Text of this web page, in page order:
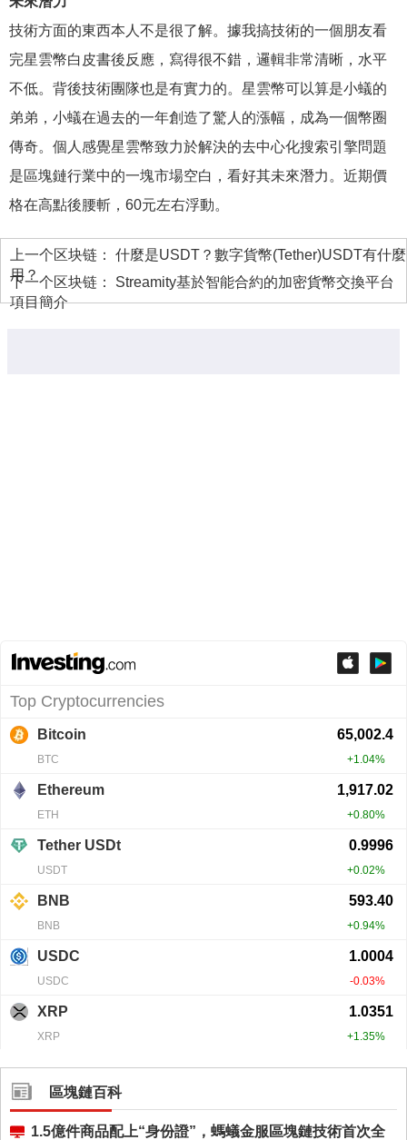
技術方面的東西本人不是很了解。據我搞技術的一個朋友看
完星雲幣白皮書後反應，寫得很不錯，邏輯非常清晰，水平
不低。背後技術團隊也是有實力的。星雲幣可以算是小蟻的
弟弟，小蟻在過去的一年創造了驚人的漲幅，成為一個幣圈
傳奇。個人感覺星雲幣致力於解決的去中心化搜索引擎問題
是區塊鏈行業中的一塊市場空白，看好其未來潛力。近期價
格在高點後腰斬，60元左右浮動。
上一个区块链： 什麼是USDT？數字貨幣(Tether)USDT有什麼
用？
下一个区块链： Streamity基於智能合約的加密貨幣交換平台
項目簡介
區塊鏈百科
1.5億件商品配上“身份證”，螞蟻金服區塊鏈技術首次全